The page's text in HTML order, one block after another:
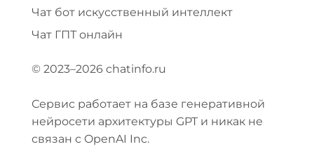
Чат бот искусственный интеллект
Чат ГПТ онлайн
© 2023–2026 chatinfo.ru
Сервис работает на базе генеративной
нейросети архитектуры GPT и никак не
связан с OpenAI Inc.